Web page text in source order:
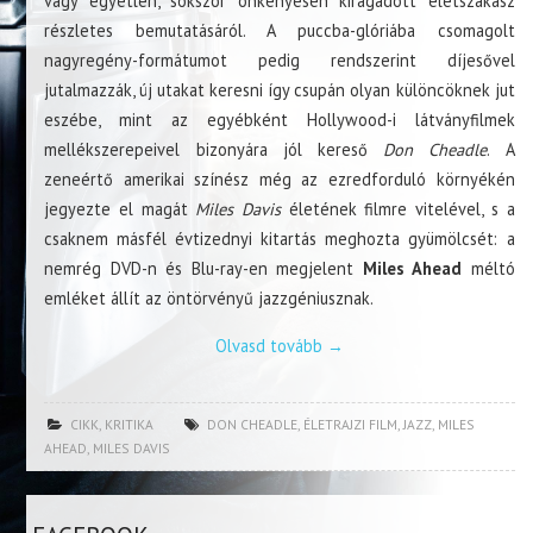
részletes bemutatásáról. A puccba-glóriába csomagolt
nagyregény-formátumot pedig rendszerint díjesővel
jutalmazzák, új utakat keresni így csupán olyan különcöknek jut
eszébe, mint az egyébként Hollywood-i látványfilmek
mellékszerepeivel bizonyára jól kereső Don Cheadle. A
zeneértő amerikai színész még az ezredforduló környékén
jegyezte el magát Miles Daviséletének filmre vitelével, s a
csaknem másfél évtizednyi kitartás meghozta gyümölcsét: a
nemrég DVD-n és Blu-ray-en megjelent Miles Ahead méltó
emléket állít az öntörvényű jazzgéniusznak.
Olvasd tovább →
CIKK KRITIKA DON CHEADLE ÉLETRAJZI FILM JAZZ MILES
AHEAD MILES DAVIS